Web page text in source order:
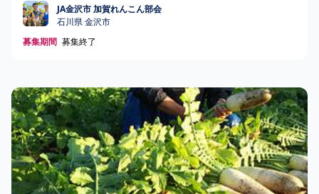
JA金沢市 加賀れんこん部会
JA金沢市 加賀れんこん部会
石川県 金沢市
募集期間 募集終了